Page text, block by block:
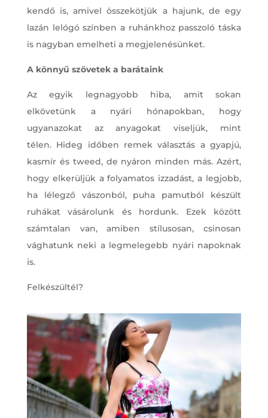
kendő is, amivel összekötjük a hajunk, de egy
lazán lelógó színben a ruhánkhoz passzoló táska
is nagyban emelheti a megjelenésünket.
A könnyű szövetek a barátaink
Az egyik legnagyobb hiba, amit sokan
elkövetünk a nyári hónapokban, hogy
ugyanazokat az anyagokat viseljük, mint
télen. Hideg időben remek választás a gyapjú,
kasmír és tweed, de nyáron minden más. Azért,
hogy elkerüljük a folyamatos izzadást, a legjobb,
ha lélegző vászonból, puha pamutból készült
ruhákat vásárolunk és hordunk. Ezek között
számtalan van, amiben stílusosan, csinosan
vághatunk neki a legmelegebb nyári napoknak
is.
Felkészültél?